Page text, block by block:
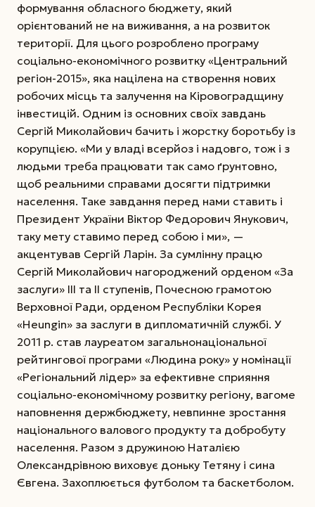
формування обласного бюджету, який
орієнтований не на виживання, а на розвиток
території. Для цього розроблено програму
соціально-економічного розвитку «Центральний
регіон-2015», яка націлена на створення нових
робочих місць та залучення на Кіровоградщину
інвестицій. Одним із основних своїх завдань
Сергій Миколайович бачить і жорстку боротьбу із
корупцією. «Ми у владі всерйоз і надовго, тож і з
людьми треба працювати так само ґрунтовно,
щоб реальними справами досягти підтримки
населення. Таке завдання перед нами ставить і
Президент України Віктор Федорович Янукович,
таку мету ставимо перед собою і ми», —
акцентував Сергій Ларін. За сумлінну працю
Сергій Миколайович нагороджений орденом «За
заслуги» ІІІ та ІІ ступенів, Почесною грамотою
Верховної Ради, орденом Республіки Корея
«Heungin» за заслуги в дипломатичній службі. У
2011 р. став лауреатом загальнонаціональної
рейтингової програми «Людина року» у номінації
«Регіональний лідер» за ефективне сприяння
соціально-економічному розвитку регіону, вагоме
наповнення держбюджету, невпинне зростання
національного валового продукту та добробуту
населення. Разом з дружиною Наталією
Олександрівною виховує доньку Тетяну і сина
Євгена. Захоплюється футболом та баскетболом.